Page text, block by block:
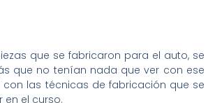
que se fabricaron para el auto, se
que no tenían nada que ver con ese
las técnicas de fabricación que se
en el curso.